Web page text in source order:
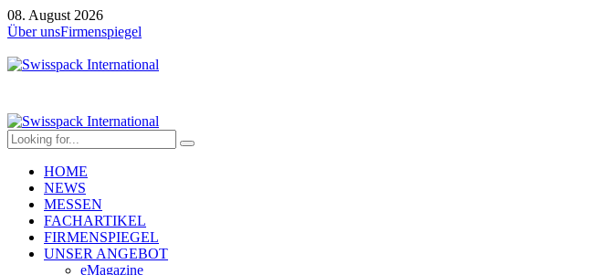
08. August 2026
Über unsFirmenspiegel
HOME
NEWS
MESSEN
FACHARTIKEL
FIRMENSPIEGEL
UNSER ANGEBOT
eMagazine